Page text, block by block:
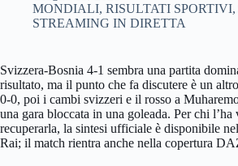
MONDIALI, RISULTATI SPORTIVI,
STREAMING IN DIRETTA
Svizzera-Bosnia 4-1 sembra una partita
risultato, ma il punto che fa discutere è un
0-0, poi i cambi svizzeri e il rosso a
una gara bloccata in una goleada. Per chi
recuperarla, la sintesi ufficiale è disponibile
Rai; il match rientra anche nella copertura